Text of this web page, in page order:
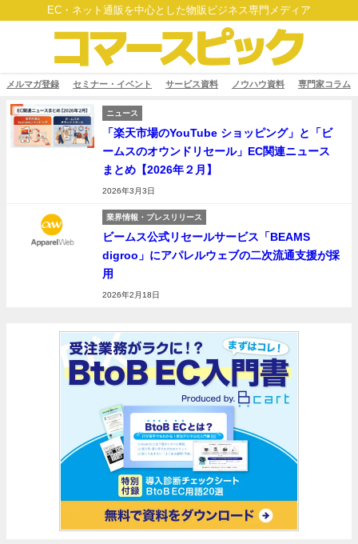
EC・ネット通販を中心とした物販ビジネス専門メディア
メルマガ登録 セミナー・イベント サービス資料 ノウハウ資料 専門家コラム
ニュース
「楽天市場のYouTube ショッピング」と「ビ
ームスのオウンドリセール」EC関連ニュース
まとめ【2026年２月】
2026年3月3日
業界情報・プレスリリース
ビームス公式リセールサービス「BEAMS
digroo」にアパレルウェブの二次流通支援が採
用
2026年2月18日